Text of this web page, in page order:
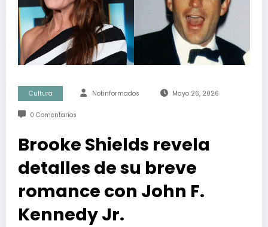
Cultura Notinformados Mayo 26, 2026
0 Comentarios
Brooke Shields revela
detalles de su breve
romance con John F.
Kennedy Jr.